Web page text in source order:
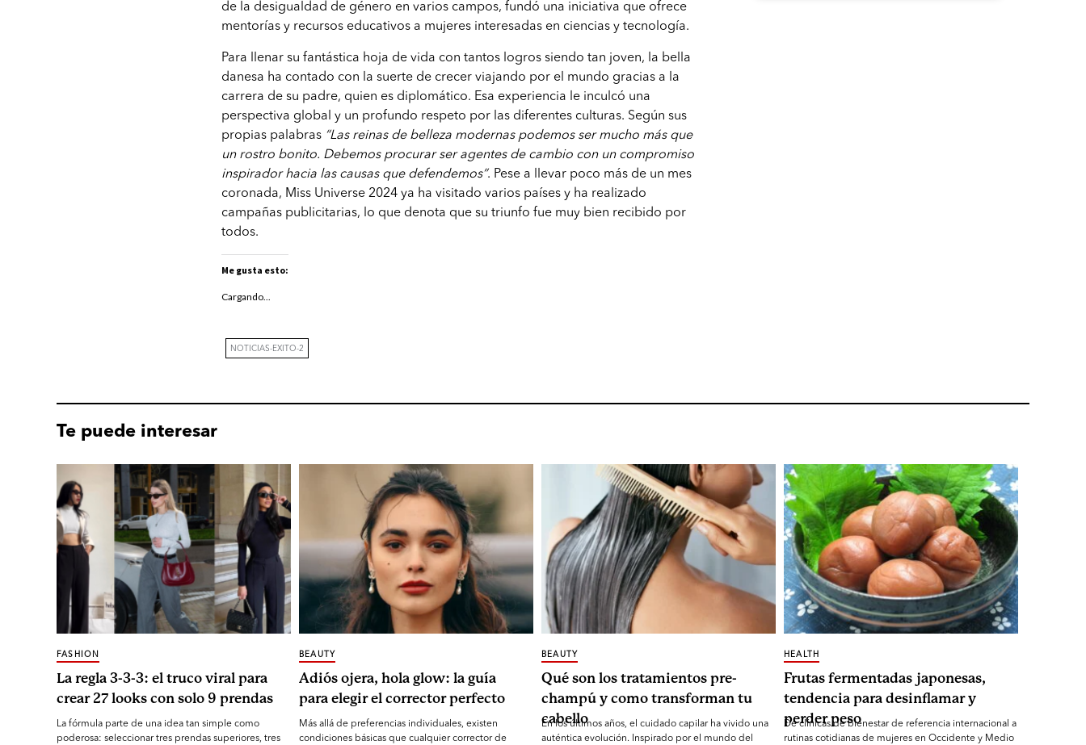
de la desigualdad de género en varios campos, fundó una iniciativa que ofrece
mentorías y recursos educativos a mujeres interesadas en ciencias y tecnología.
Para llenar su fantástica hoja de vida con tantos logros siendo tan joven, la bella
danesa ha contado con la suerte de crecer viajando por el mundo gracias a la
carrera de su padre, quien es diplomático. Esa experiencia le inculcó una
perspectiva global y un profundo respeto por las diferentes culturas. Según sus
propias palabras “Las reinas de belleza modernas podemos ser mucho más que
un rostro bonito. Debemos procurar ser agentes de cambio con un compromiso
inspirador hacia las causas que defendemos”. Pese a llevar poco más de un mes
coronada, Miss Universe 2024 ya ha visitado varios países y ha realizado
campañas publicitarias, lo que denota que su triunfo fue muy bien recibido por
todos.
Me gusta esto:
Cargando...
NOTICIAS-EXITO-2
Te puede interesar
La regla 3-3-3: el truco viral para
crear 27 looks con solo 9 prendas
FASHION
La fórmula parte de una idea tan simple como
poderosa: seleccionar tres prendas superiores, tres
Adiós ojera, hola glow: la guía
para elegir el corrector perfecto
BEAUTY
Más allá de preferencias individuales, existen
condiciones básicas que cualquier corrector de
Qué son los tratamientos pre-
champú y como transforman tu
cabello
BEAUTY
En los últimos años, el cuidado capilar ha vivido una
auténtica evolución. Inspirado por el mundo del
Frutas fermentadas japonesas,
tendencia para desinflamar y
perder peso
HEALTH
De clínicas de bienestar de referencia internacional a
rutinas cotidianas de mujeres en Occidente y Medio